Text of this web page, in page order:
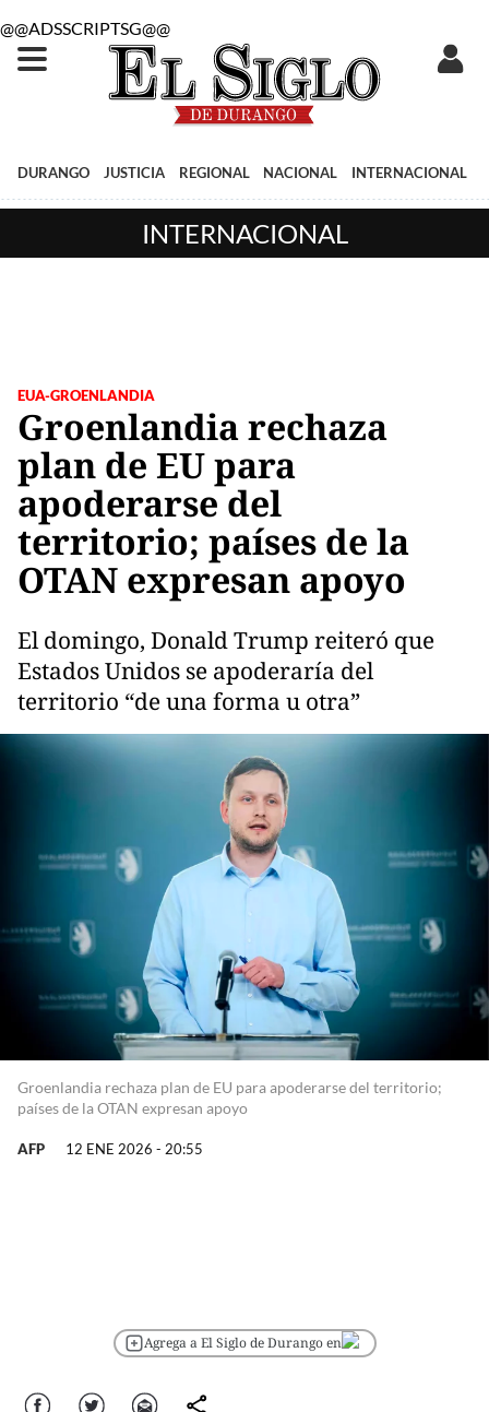
@@ADSSCRIPTSG@@
DURANGO JUSTICIA REGIONAL NACIONAL INTERNACIONAL
INTERNACIONAL
EUA-GROENLANDIA
Groenlandia rechaza
plan de EU para
apoderarse del
territorio; países de la
OTAN expresan apoyo
El domingo, Donald Trump reiteró que
Estados Unidos se apoderaría del
territorio “de una forma u otra”
Groenlandia rechaza plan de EU para apoderarse del territorio;
países de la OTAN expresan apoyo
AFP 12 ENE 2026 - 20:55
Agrega a El Siglo de Durango en
Facebook Twitter Correo comparte